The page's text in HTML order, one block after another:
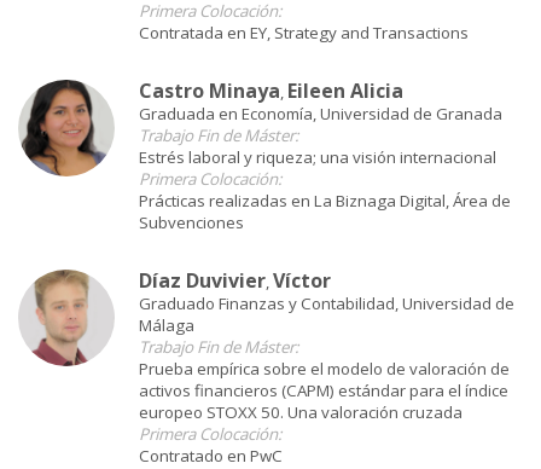
Primera Colocación:
Contratada en EY, Strategy and Transactions
Castro Minaya, Eileen Alicia
Graduada en Economía, Universidad de Granada
Trabajo Fin de Máster:
Estrés laboral y riqueza; una visión internacional
Primera Colocación:
Prácticas realizadas en La Biznaga Digital, Área de
Subvenciones
Díaz Duvivier,Víctor
Graduado Finanzas y Contabilidad, Universidad de
Málaga
Trabajo Fin de Máster:
Prueba empírica sobre el modelo de valoración de
activos financieros (CAPM) estándar para el índice
europeo STOXX 50. Una valoración cruzada
Primera Colocación:
Contratado en PwC